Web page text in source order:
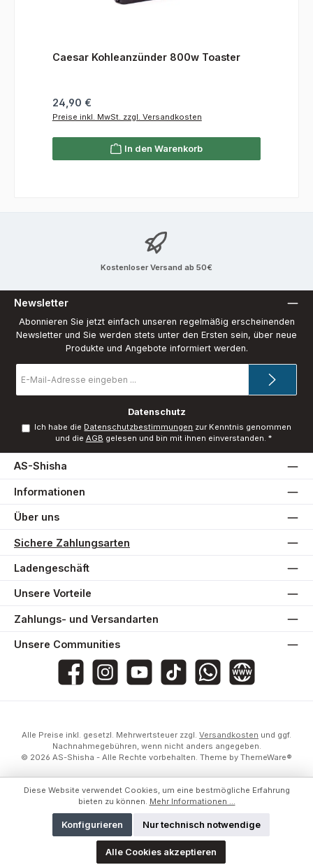
Caesar Kohleanzünder 800w Toaster
Regulärer Preis:
24,90 €
Preise inkl. MwSt. zzgl. Versandkosten
In den Warenkorb
Kostenloser Versand ab 50€
Newsletter
Abonnieren Sie jetzt einfach unseren regelmäßig erscheinenden
Newsletter und Sie werden stets unter den Ersten sein, über neue
Produkte und Angebote informiert werden.
Mail-
*
Datenschutz
Ich habe die Datenschutzbestimmungen zur Kenntnis genommen
und die AGB gelesen und bin mit ihnen einverstanden. *
AS-Shisha
Informationen
Über uns
Sichere Zahlungsarten
Ladengeschäft
Unsere Vorteile
Zahlungs- und Versandarten
Unsere Communities
AS-Shishaas_shisha_2020@asshisha7765as_shisha_2020
AS ShishaWebsite
Alle Preise inkl. gesetzl. Mehrwertsteuer zzgl. Versandkosten und ggf.
Nachnahmegebühren, wenn nicht anders angegeben.
© 2026 AS-Shisha - Alle Rechte vorbehalten. Theme by ThemeWare®
Diese Website verwendet Cookies, um eine bestmögliche Erfahrung
bieten zu können. Mehr Informationen ...
Nur technisch notwendige
Konfigurieren
Alle Cookies akzeptieren